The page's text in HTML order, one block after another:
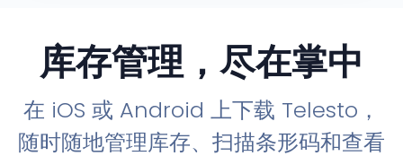
库存管理，尽在掌中
在 iOS 或 Android 上下载 Telesto，
随时随地管理库存、扫描条形码和查看